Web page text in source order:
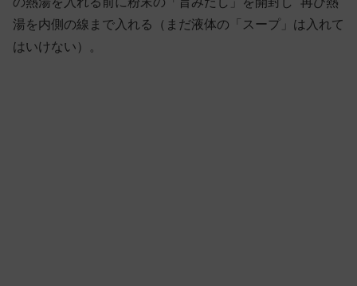
湯を内側の線まで入れる（まだ液体の「スープ」は入れて
はいけない）。